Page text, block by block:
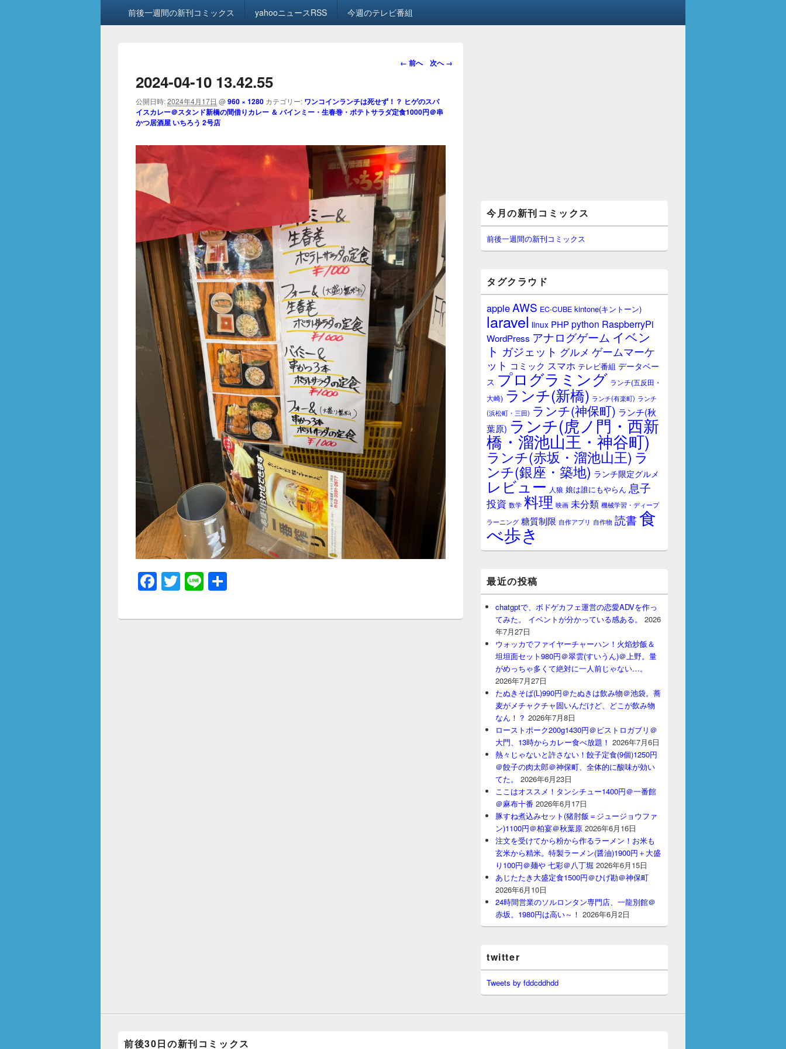
前後一週間の新刊コミックス yahooニュースRSS 今週のテレビ番組
画
ビ
ゲ
ョ
ン
← 前へ 次へ →
2024-04-10 13.42.55
公開日時:2024年4月17日 @960 × 1280 カテゴリー: ワンコインランチは死せず！？ ヒゲのスパ
イスカレー＠スタンド新橋の間借りカレー ＆ バインミー・生春巻・ポテトサラダ定食1000円＠串
かつ居酒屋 いちろう 2号店
F
c
T
tt
Li
e
イ
ン
サ
イ
ー
ジ
ッ
ト
今月の新刊コミックス
前後一週間の新刊コミックス
タグクラウド
appleAWS EC-CUBE kintone(キントーン)
laravel linux PHPpython RaspberryPi
WordPress アナログゲーム イベン
ト ガジェット グルメ ゲームマーケ
ット コミック スマホ テレビ番組 データベー
ス プログラミング ランチ(五反田・
大崎) ランチ(新橋) ランチ(有楽町) ランチ
(浜松町・三田) ランチ(神保町) ランチ(秋
葉原) ランチ(虎ノ門・西新
橋・溜池山王・神谷町)
ランチ(赤坂・溜池山王) ラ
ンチ(銀座・築地) ランチ限定グルメ
レビュー 人狼 娘は誰にもやらん 息子
投資 数学 料理 映画 未分類 機械学習・ディープ
ラーニング 糖質制限 自作アプリ 自作物 読書食
べ歩き
最近の投稿
chatgptで、ボドゲカフェ運営の恋愛ADVを作っ
てみた。 イベントが分かっている感ある。
2026
年7月27日
ウォッカでファイヤーチャーハン！火焰炒飯＆
坦坦面セット980円＠翠雲(すいうん)＠上野。量
がめっちゃ多くて絶対に一人前じゃない…。
2026年7月27日
たぬきそば(L)990円＠たぬきは飲み物＠池袋。蕎
麦がメチャクチャ固いんだけど、どこが飲み物
なん！？ 2026年7月8日
ローストポーク200g1430円＠ビストロガブリ＠
大門、13時からカレー食べ放題！ 2026年7月6日
熱々じゃないと許さない！餃子定食(9個)1250円
＠餃子の肉太郎＠神保町、全体的に酸味が効い
てた。
2026年6月23日
ここはオススメ！タンシチュー1400円＠一番館
＠麻布十番 2026年6月17日
豚すね煮込みセット(猪肘飯＝ジュージョウファ
ン)1100円＠柏宴＠秋葉原 2026年6月16日
注文を受けてから粉から作るラーメン！お米も
玄米から精米。特製ラーメン(醤油)1900円＋大盛
り100円＠麺や 七彩＠八丁堀 2026年6月15日
あじたたき大盛定食1500円＠ひげ勘＠神保町
2026年6月10日
24時間営業のソルロンタン専門店、一龍別館＠
赤坂。1980円は高い～！ 2026年6月2日
twitter
Tweets by fddcddhdd
前後30日の新刊コミックス